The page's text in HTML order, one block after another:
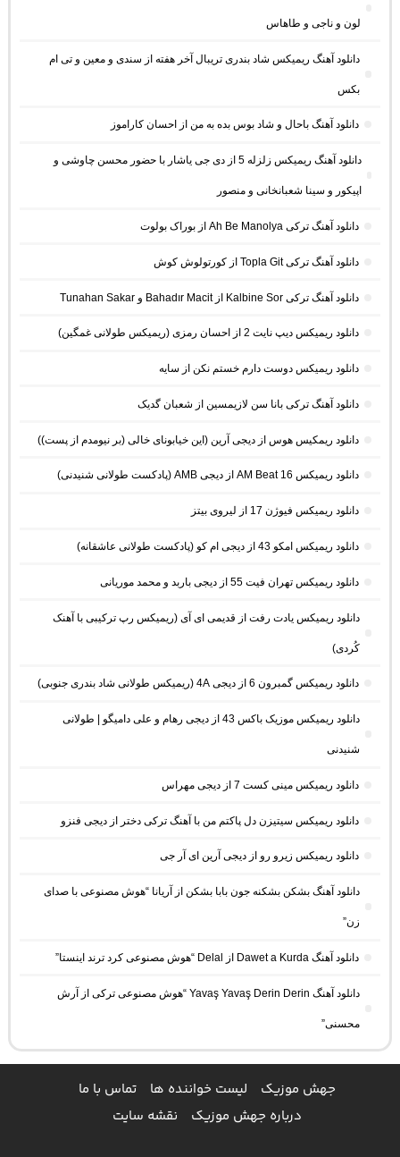
لون و ناجی و طاهاس
دانلود آهنگ ریمیکس شاد بندری تریبال آخر هفته از سندی و معین و تی ام
بکس
دانلود آهنگ باحال و شاد بوس بده به من از احسان کاراموز
دانلود آهنگ ریمیکس زلزله 5 از دی جی یاشار با حضور محسن چاوشی و
اپیکور و سینا شعبانخانی و منصور
دانلود آهنگ ترکی Ah Be Manolya از بوراک بولوت
دانلود آهنگ ترکی Topla Git از کورتولوش کوش
دانلود آهنگ ترکی Kalbine Sor از Bahadır Macit و Tunahan Sakar
دانلود ریمیکس دیپ نایت 2 از احسان رمزی (ریمیکس طولانی غمگین)
دانلود ریمیکس دوست دارم خستم نکن از سایه
دانلود آهنگ ترکی بانا سن لازیمسین از شعبان گدیک
دانلود ریمکیس هوس از دیجی آرین (این خیابونای خالی (بر نیومدم از پست))
دانلود ریمیکس AM Beat 16 از دیجی AMB (پادکست طولانی شنیدنی)
دانلود ریمیکس فیوژن 17 از لیروی بیتز
دانلود ریمیکس امکو 43 از دیجی ام کو (پادکست طولانی عاشقانه)
دانلود ریمیکس تهران فیت 55 از دیجی باربد و محمد موریانی
دانلود ریمیکس یادت رفت از قدیمی ای آی (ریمیکس رپ ترکیبی با آهنک
کُردی)
دانلود ریمیکس گمبرون 6 از دیجی 4A (ریمیکس طولانی شاد بندری جنوبی)
دانلود ریمیکس موزیک باکس 43 از دیجی رهام و علی دامیگو | طولانی
شنیدنی
دانلود ریمیکس مینی کست 7 از دیجی مهراس
دانلود ریمیکس سیتیزن دل پاکتم من با آهنگ ترکی دختر از دیجی فنزو
دانلود ریمیکس زیرو رو از دیجی آرین ای آر جی
دانلود آهنگ بشکن بشکنه جون بابا بشکن از آریانا “هوش مصنوعی با صدای
زن”
دانلود آهنگ Dawet a Kurda از Delal “هوش مصنوعی کرد ترند اینستا”
دانلود آهنگ Yavaş Yavaş Derin Derin “هوش مصنوعی ترکی از آرش
محسنی”
جهش موزیک لیست خواننده ها
تماس با ما
درباره جهش موزیک
نقشه سایت